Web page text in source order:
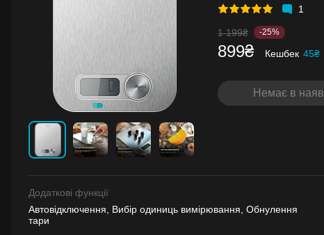
1
1 199₴ -25%
899₴ Кешбек 45₴
Немає в
Додаткові функції
Автовідключення, Вибір одиниць вимірювання, Обнулення
тари